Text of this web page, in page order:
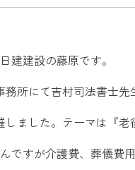
建建設の藤原です。
務所にて吉村司法書士先
ました。テーマは『老
ですが介護費、葬儀費